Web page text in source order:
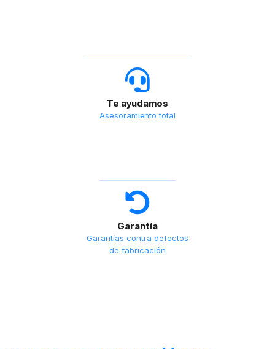
Te ayudamos
Asesoramiento total
Garantía
Garantías contra defectos
de fabricación